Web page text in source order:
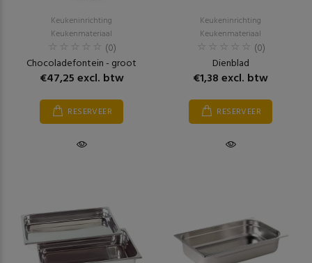
Keukeninrichting
Keukenmateriaal
(0)
Chocoladefontein - groot
€47,25 excl. btw
RESERVEER
Keukeninrichting
Keukenmateriaal
(0)
Dienblad
€1,38 excl. btw
RESERVEER